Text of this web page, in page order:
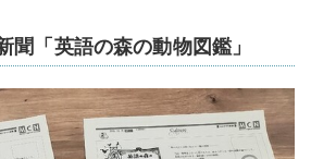
聞「英語の森の動物図鑑」